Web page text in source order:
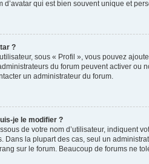
qui est bien souvent unique et
?
sous « Profil », vous pouvez
du forum peuvent activer
un administrateur du forum.
je le modifier ?
de votre nom d’utilisateur, indiquent
Dans la plupart des cas, seul un
sur le forum. Beaucoup de forums ne